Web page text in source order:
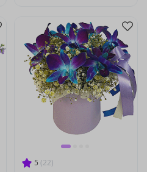
5 (22)